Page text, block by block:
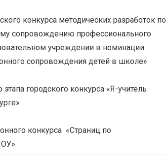
конкурса методических разработок по
сопровождению профессионального
учреждении в номинации
сопровождения детей в школе»
городского конкурса «Я-учитель
конкурса «Страниц по
ОУ»